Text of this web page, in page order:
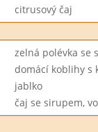
citrusový čaj
zelná polévka se
domácí koblihy s
jablko
čaj se sirupem,